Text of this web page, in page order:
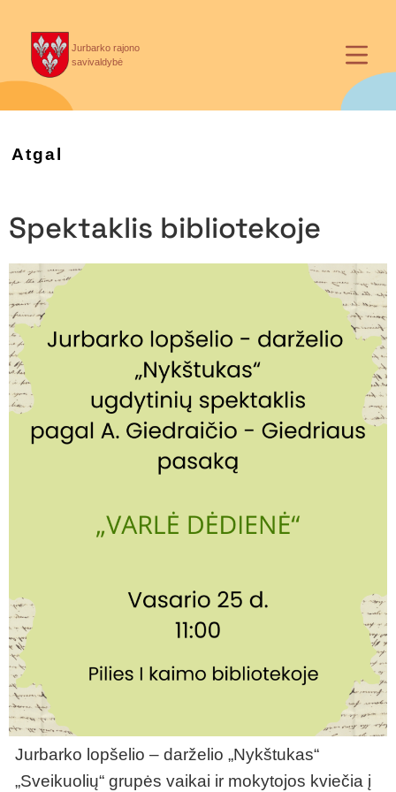
Jurbarko rajono
savivaldybė
Atgal
Spektaklis bibliotekoje
Jurbarko lopšelio – darželio „Nykštukas“
„Sveikuolių“ grupės vaikai ir mokytojos kviečia į